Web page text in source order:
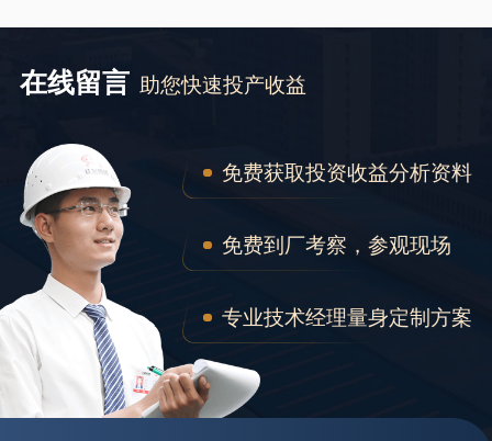
在线留言 助您快速投产收益
免费获取投资收益分析资料
免费到厂考察，参观现场
专业技术经理量身定制方案